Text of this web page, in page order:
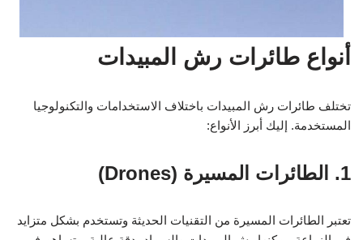
أنواع طائرات رش المبيدات
تختلف طائرات رش المبيدات باختلاف الاستخدامات والتكنولوجيا
المستخدمة. إليك أبرز الأنواع:
1. الطائرات المسيرة (Drones)
تعتبر الطائرات المسيرة من التقنيات الحديثة وتستخدم بشكل متزايد